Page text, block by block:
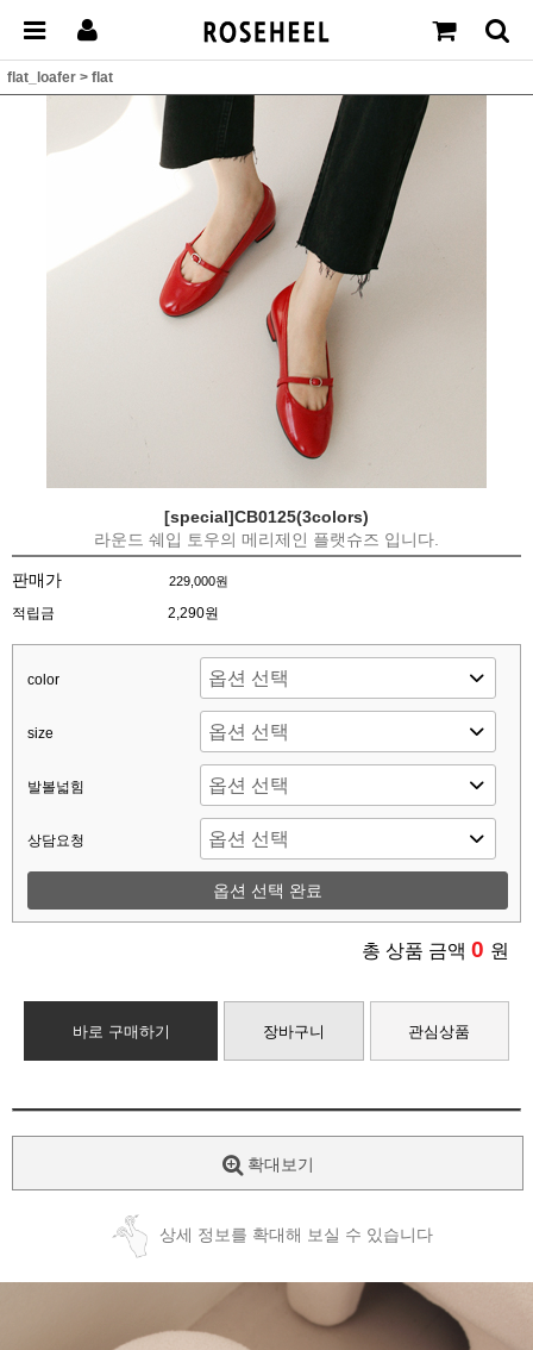
flat_loafer > flat
[special]CB0125(3colors)
라운드 쉐입 토우의 메리제인 플랫슈즈 입니다.
판매가 229,000원
적립금 2,290원
color
size
발볼넓힘
상담요청
옵션 선택 완료
총 상품 금액 0 원
바로 구매하기 장바구니 관심상품
확대보기
상세 정보를 확대해 보실 수 있습니다